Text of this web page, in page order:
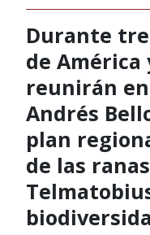
Durante
de América
reunirán
Andrés
plan
de las